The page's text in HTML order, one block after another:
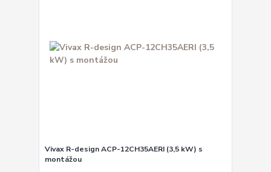
Vivax R-design ACP-12CH35AERI (3,5 kW) s
montážou